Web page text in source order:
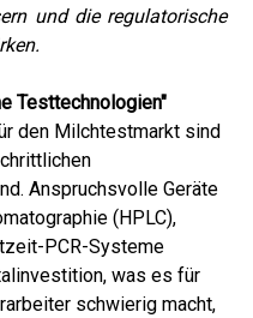
und die regulatorische
Testtechnologien"
den Milchtestmarkt sind
Anspruchsvolle Geräte
(HPLC),
PCR-Systeme
was es für
schwierig macht,